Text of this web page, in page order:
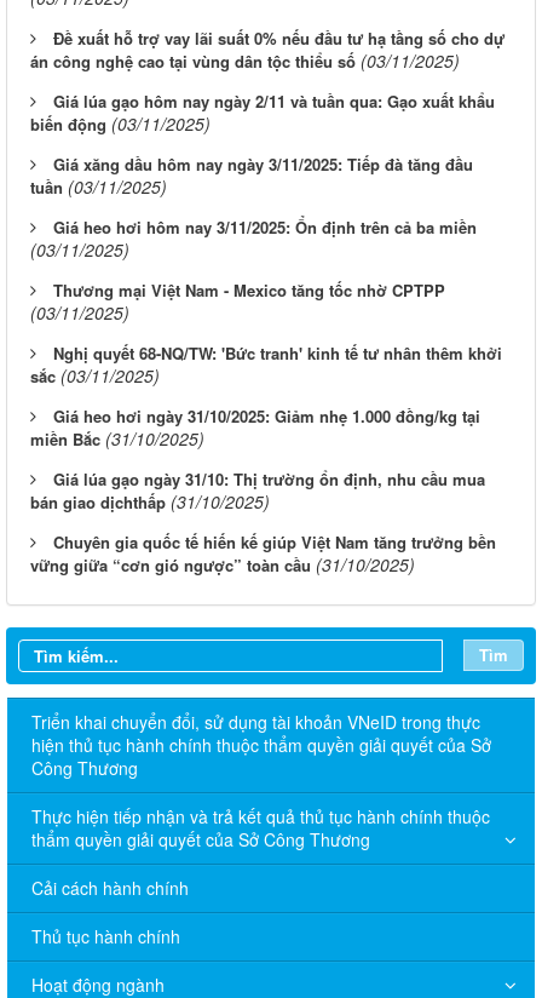
Đề xuất hỗ trợ vay lãi suất 0% nếu đầu tư hạ tầng số cho dự
án công nghệ cao tại vùng dân tộc thiểu số (03/11/2025)
Giá lúa gạo hôm nay ngày 2/11 và tuần qua: Gạo xuất khẩu
biến động (03/11/2025)
Giá xăng dầu hôm nay ngày 3/11/2025: Tiếp đà tăng đầu
tuần (03/11/2025)
Giá heo hơi hôm nay 3/11/2025: Ổn định trên cả ba miền
(03/11/2025)
Thương mại Việt Nam - Mexico tăng tốc nhờ CPTPP
(03/11/2025)
Nghị quyết 68-NQ/TW: 'Bức tranh' kinh tế tư nhân thêm khởi
sắc (03/11/2025)
Giá heo hơi ngày 31/10/2025: Giảm nhẹ 1.000 đồng/kg tại
miền Bắc (31/10/2025)
Giá lúa gạo ngày 31/10: Thị trường ổn định, nhu cầu mua
bán giao dịchthấp (31/10/2025)
Chuyên gia quốc tế hiến kế giúp Việt Nam tăng trưởng bền
vững giữa “cơn gió ngược” toàn cầu (31/10/2025)
Tìm
Triển khai chuyển đổi, sử dụng tài khoản VNeID trong thực
hiện thủ tục hành chính thuộc thẩm quyền giải quyết của Sở
Công Thương
Thực hiện tiếp nhận và trả kết quả thủ tục hành chính thuộc
thẩm quyền giải quyết của Sở Công Thương
Cải cách hành chính
Thủ tục hành chính
Hoạt động ngành